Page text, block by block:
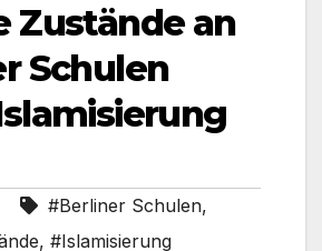
Zustände an
Schulen
#Berliner Schulen,
, #Islamisierung